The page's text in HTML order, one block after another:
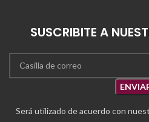
SUSCRIBITE A
Será utilizado de acuerdo con